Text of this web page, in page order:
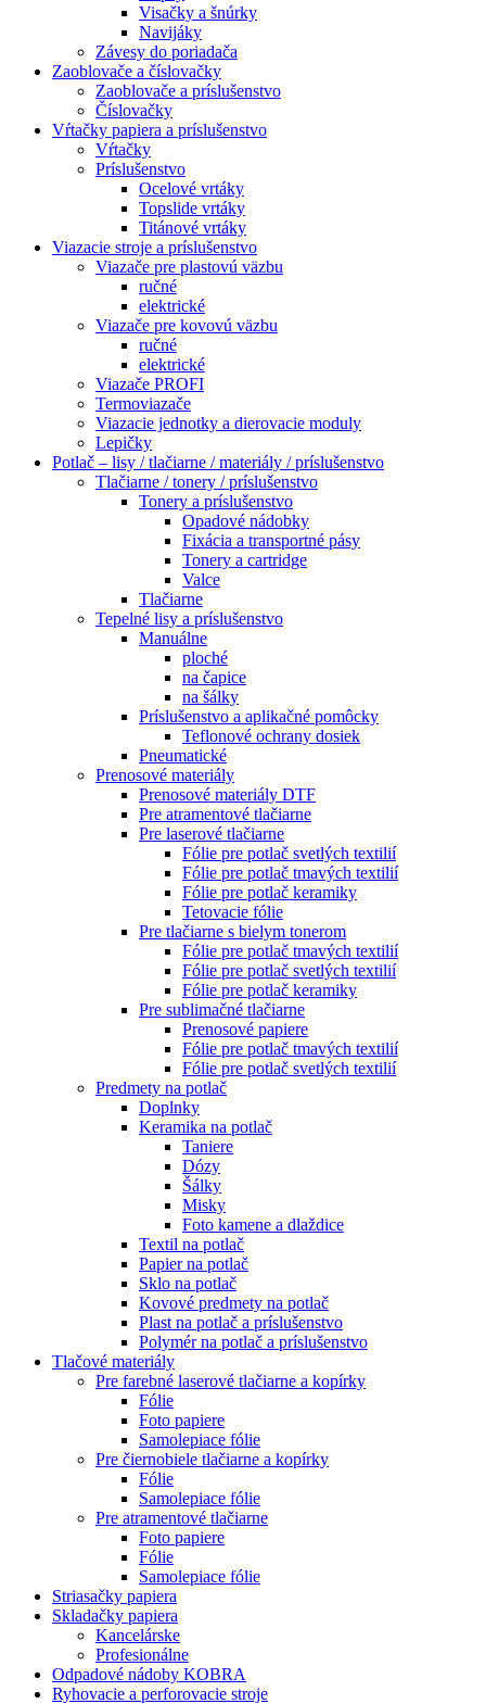
Visačky a šnúrky
Navijáky
Závesy do poriadača
Zaoblovače a číslovačky
Zaoblovače a príslušenstvo
Číslovačky
Vŕtačky papiera a príslušenstvo
Vŕtačky
Príslušenstvo
Ocelové vrtáky
Topslide vrtáky
Titánové vrtáky
Viazacie stroje a príslušenstvo
Viazače pre plastovú väzbu
ručné
elektrické
Viazače pre kovovú väzbu
ručné
elektrické
Viazače PROFI
Termoviazače
Viazacie jednotky a dierovacie moduly
Lepičky
Potlač – lisy / tlačiarne / materiály / príslušenstvo
Tlačiarne / tonery / príslušenstvo
Tonery a príslušenstvo
Opadové nádobky
Fixácia a transportné pásy
Tonery a cartridge
Valce
Tlačiarne
Tepelné lisy a príslušenstvo
Manuálne
ploché
na čapice
na šálky
Príslušenstvo a aplikačné pomôcky
Teflonové ochrany dosiek
Pneumatické
Prenosové materiály
Prenosové materiály DTF
Pre atramentové tlačiarne
Pre laserové tlačiarne
Fólie pre potlač svetlých textilií
Fólie pre potlač tmavých textilií
Fólie pre potlač keramiky
Tetovacie fólie
Pre tlačiarne s bielym tonerom
Fólie pre potlač tmavých textilií
Fólie pre potlač svetlých textilií
Fólie pre potlač keramiky
Pre sublimačné tlačiarne
Prenosové papiere
Fólie pre potlač tmavých textilií
Fólie pre potlač svetlých textilií
Predmety na potlač
Doplnky
Keramika na potlač
Taniere
Dózy
Šálky
Misky
Foto kamene a dlaždice
Textil na potlač
Papier na potlač
Sklo na potlač
Kovové predmety na potlač
Plast na potlač a príslušenstvo
Polymér na potlač a príslušenstvo
Tlačové materiály
Pre farebné laserové tlačiarne a kopírky
Fólie
Foto papiere
Samolepiace fólie
Pre čiernobiele tlačiarne a kopírky
Fólie
Samolepiace fólie
Pre atramentové tlačiarne
Foto papiere
Fólie
Samolepiace fólie
Striasačky papiera
Skladačky papiera
Kancelárske
Profesionálne
Odpadové nádoby KOBRA
Ryhovacie a perforovacie stroje